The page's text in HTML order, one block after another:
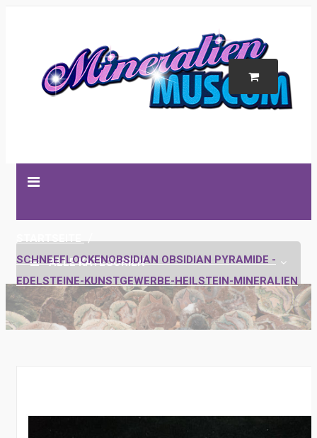
ALLE KATEGORIEN
STARTSEITE
SCHNEEFLOCKENOBSIDIAN OBSIDIAN PYRAMIDE -
EDELSTEINE-KUNSTGEWERBE-HEILSTEIN-MINERALIEN